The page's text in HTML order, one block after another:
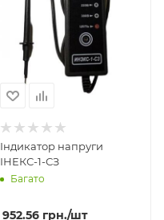
Індикатор напруги
ІНЕКС-1-СЗ
Багато
952.56грн./шт